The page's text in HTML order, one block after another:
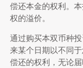
偿还本金的权利。
权的溢价。
通过购买本双币种
来某个日期以不同
偿还的权利，无论